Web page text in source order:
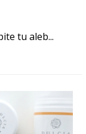
tu aleb...